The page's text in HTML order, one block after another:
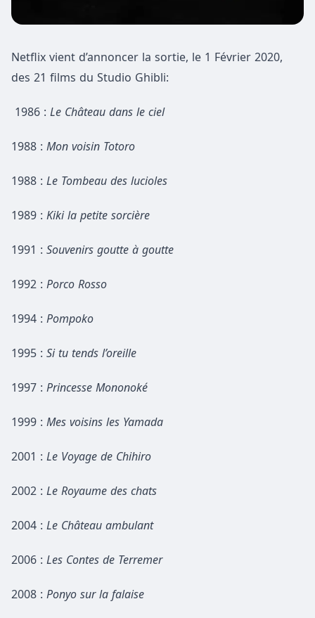
Netflix vient d’annoncer la sortie, le 1 Février 2020,
des 21 films du Studio Ghibli:
1986 : Le Château dans le ciel
1988 : Mon voisin Totoro
1988 : Le Tombeau des lucioles
1989 : Kiki la petite sorcière
1991 : Souvenirs goutte à goutte
1992 : Porco Rosso
1994 : Pompoko
1995 : Si tu tends l’oreille
1997 : Princesse Mononoké
1999 : Mes voisins les Yamada
2001 : Le Voyage de Chihiro
2002 : Le Royaume des chats
2004 : Le Château ambulant
2006 : Les Contes de Terremer
2008 : Ponyo sur la falaise